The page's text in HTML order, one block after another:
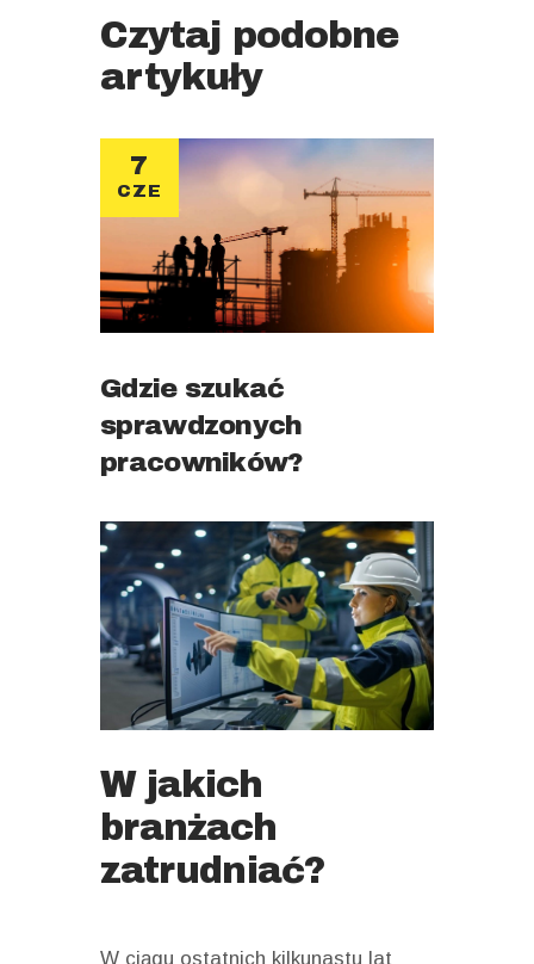
Czytaj podobne
artykuły
7
CZE
Gdzie szukać
sprawdzonych
pracowników?
W jakich
branżach
zatrudniać?
W ciągu ostatnich kilkunastu lat